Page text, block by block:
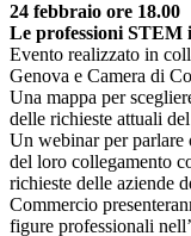
24 febbraio ore 18.00
Le professioni STEM
Evento realizzato in
Genova e Camera di
Una mappa per
delle richieste attuali
Un webinar per
del loro collegamento
richieste delle aziende
Commercio
figure professionali